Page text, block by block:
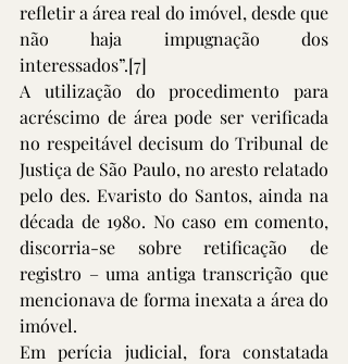
refletir a área real do imóvel, desde que
não haja impugnação dos
interessados”.[7]
A utilização do procedimento para
acréscimo de área pode ser verificada
no respeitável decisum do Tribunal de
Justiça de São Paulo, no aresto relatado
pelo des. Evaristo do Santos, ainda na
década de 1980. No caso em comento,
discorria-se sobre retificação de
registro – uma antiga transcrição que
mencionava de forma inexata a área do
imóvel.
Em perícia judicial, fora constatada